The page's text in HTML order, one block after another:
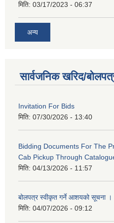
मिति: 03/17/2023 - 06:37
अन्य
सार्वजनिक खरिद/
Invitation For Bids
मिति: 07/30/2026 - 13:40
Bidding Documents For The
Cab Pickup Through
मिति: 04/13/2026 - 11:57
बोलपत्र स्वीकृत गर्ने आशयको सूचना ।
मिति: 04/07/2026 - 09:12